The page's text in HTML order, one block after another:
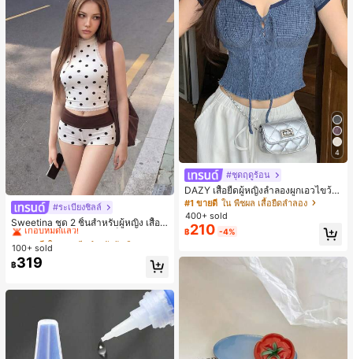
#ระเบียงชิลล์
Sweetina ชุด 2 ชิ้นสำหรับผู้หญิง เสื้อก
ล้ามเข้ารูปพิมพ์ลายจุดสีบล็อกหลังเปิด
และกางเกงขาสั้นเอวพับ
#1 ขายดี ใน ชุดทูพีซสำหรับผู้หญิง
เกือบหมดแล้ว!
#1 ขายดี ใน ชุดทูพีซสำหรับผู้หญิง
เกือบหมดแล้ว!
#1 ขายดี ใน ชุดทูพีซสำหรับผู้หญิง
เกือบหมดแล้ว!
#1 ขายดี
100+ sold
฿319
4
#ชุดฤดูร้อน
DAZY เสื้อยืดผู้หญิงลำลองผูกเอวไขว้
สำหรับฤดูร้อน
#1 ขายดี ใน พืชผล เสื้อยืดลำลอง
400+ sold
฿210 -4%